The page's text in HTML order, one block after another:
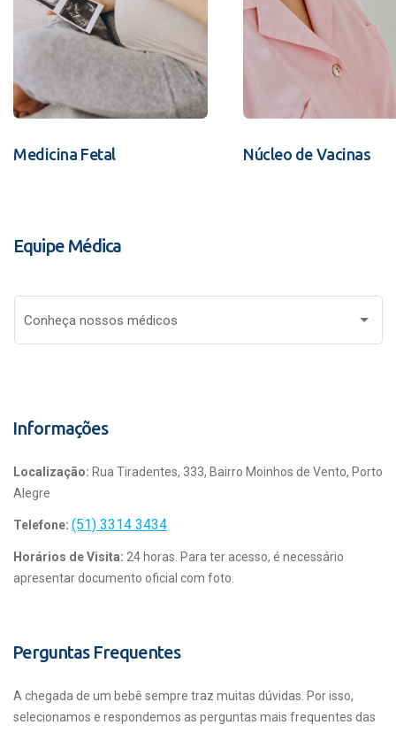
Medicina Fetal Núcleo de Vacinas
Equipe Médica
Conheça nossos médicos
Informações
Localização: Rua Tiradentes, 333, Bairro Moinhos de Vento, Porto
Alegre
Telefone: (51) 3314 3434
Horários de Visita: 24 horas. Para ter acesso, é necessário
apresentar documento oficial com foto.
Perguntas Frequentes
A chegada de um bebê sempre traz muitas dúvidas. Por isso,
selecionamos e respondemos as perguntas mais frequentes das